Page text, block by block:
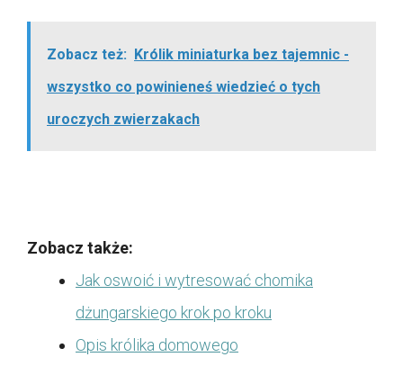
Zobacz też: Królik miniaturka bez tajemnic -
wszystko co powinieneś wiedzieć o tych
uroczych zwierzakach
Zobacz także:
Jak oswoić i wytresować chomika
dżungarskiego krok po kroku
Opis królika domowego